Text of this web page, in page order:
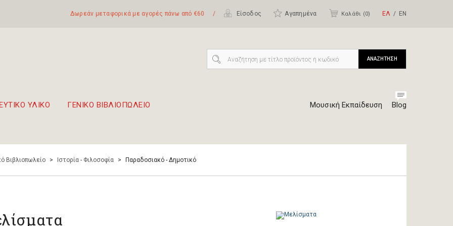
Δωρεάν μεταφορικά με αγορές πάνω από €60 / Είσοδος Αγαπημένα Καλάθι (0) ΕΛ ΕΝ
ΥΛΙΚΟ ΓΕΝΙΚΟ ΒΙΒΛΙΟΠΩΛΕΙΟ Μουσική Εκπαίδευση Blog
ΑΝΑΖΗΤΗΣΗ
Βιβλιοπωλείο > Ιστορία - Φιλοσοφία > Παραδοσιακό - Δημοτικό